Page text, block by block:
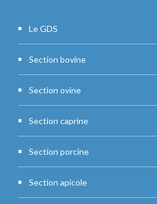
Le GDS
Section bovine
Section ovine
Section caprine
Section porcine
Section apicole